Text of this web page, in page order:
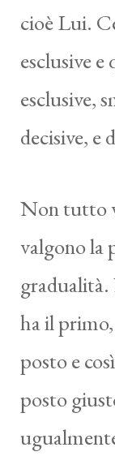
cioè Lui.
esclusive
esclusive,
decisive, e
Non tutto
valgono la
ha il
posto e
posto